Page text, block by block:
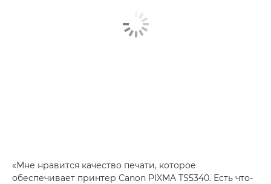
«Мне нравится качество печати, которое
обеспечивает принтер Canon PIXMA TS5340. Есть что-